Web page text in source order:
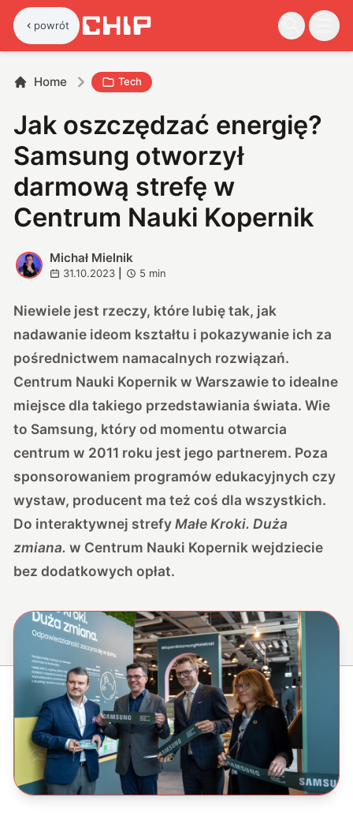
powrót
Home Tech
Jak oszczędzać energię?
Samsung otworzył
darmową strefę w
Centrum Nauki Kopernik
M
Michał Mielnik
31.10.2023 5 min
Niewiele jest rzeczy, które lubię tak, jak
nadawanie ideom kształtu i pokazywanie ich za
pośrednictwem namacalnych rozwiązań.
Centrum Nauki Kopernik w Warszawie to idealne
miejsce dla takiego przedstawiania świata. Wie
to Samsung, który od momentu otwarcia
centrum w 2011 roku jest jego partnerem. Poza
sponsorowaniem programów edukacyjnych czy
wystaw, producent ma też coś dla wszystkich.
Do interaktywnej strefyMałe Kroki. Duża
zmiana. w Centrum Nauki Kopernik wejdziecie
bez dodatkowych opłat.